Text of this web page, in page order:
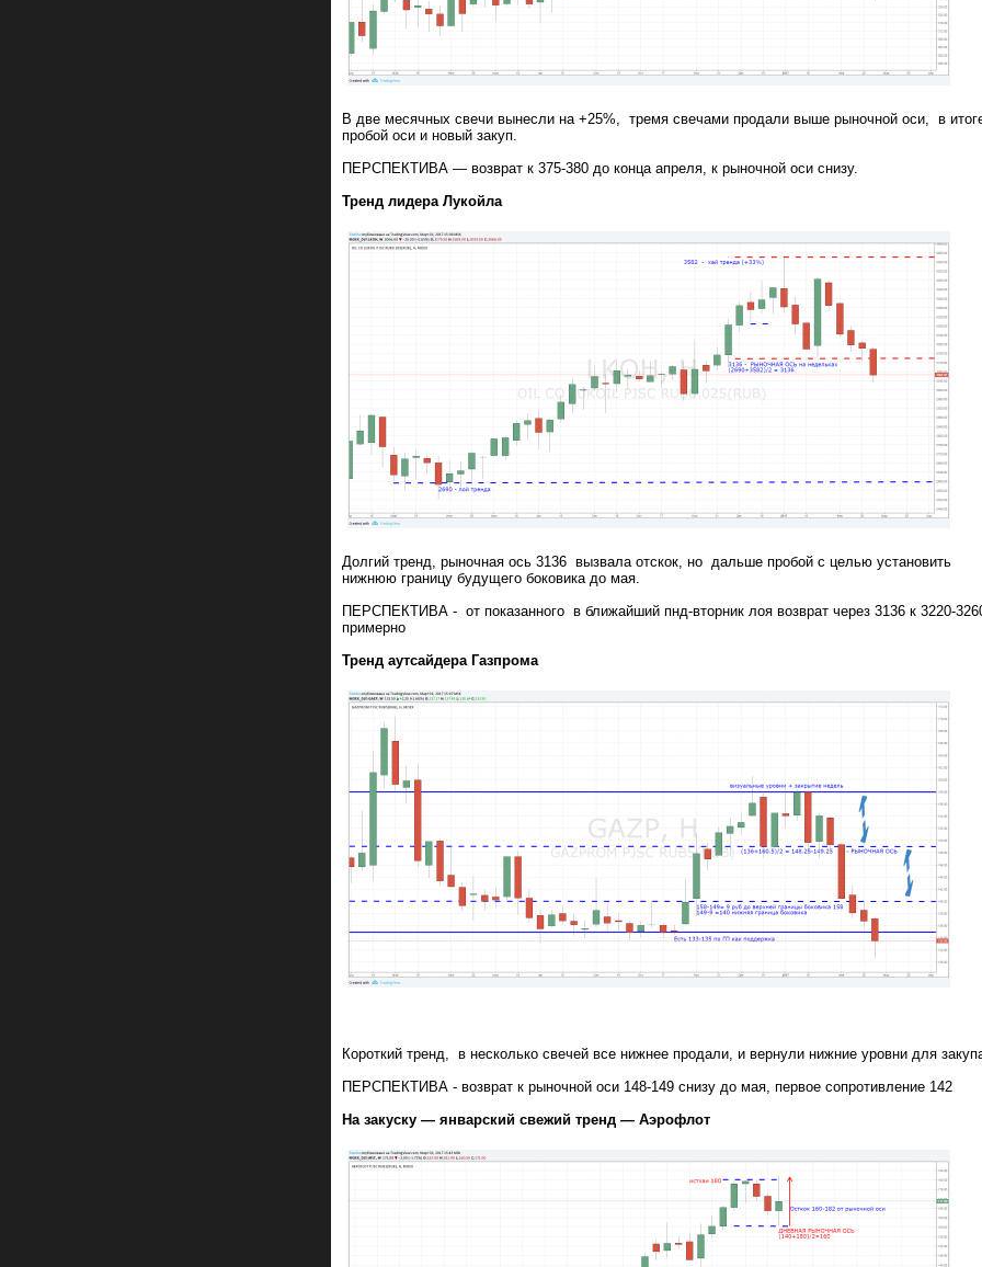
В две месячных свечи вынесли на +25%, тремя свечами продали выше рыночной оси, в
пробой оси и новый закуп.
ПЕРСПЕКТИВА — возврат к 375-380 до конца апреля, к рыночной оси снизу.
Тренд лидера Лукойла
Долгий тренд, рыночная ось 3136 вызвала отскок, но дальше пробой с целью установить
нижнюю границу будущего боковика до мая.
ПЕРСПЕКТИВА - от показанного в ближайший пнд-вторник лоя возврат через 3136 к 3220-
примерно
Тренд аутсайдера Газпрома
Короткий тренд, в несколько свечей все нижнее продали, и вернули нижние уровни для
ПЕРСПЕКТИВА - возврат к рыночной оси 148-149 снизу до мая, первое сопротивление 142
На закуску — январский свежий тренд — Аэрофлот